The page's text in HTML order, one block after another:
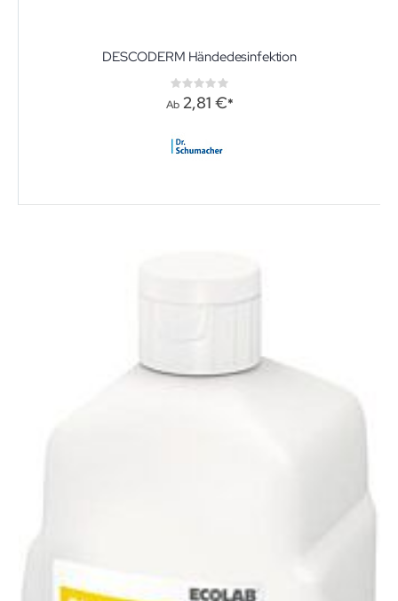
DESCODERM Händedesinfektion
Rating:
0%
Ab 2,81 €